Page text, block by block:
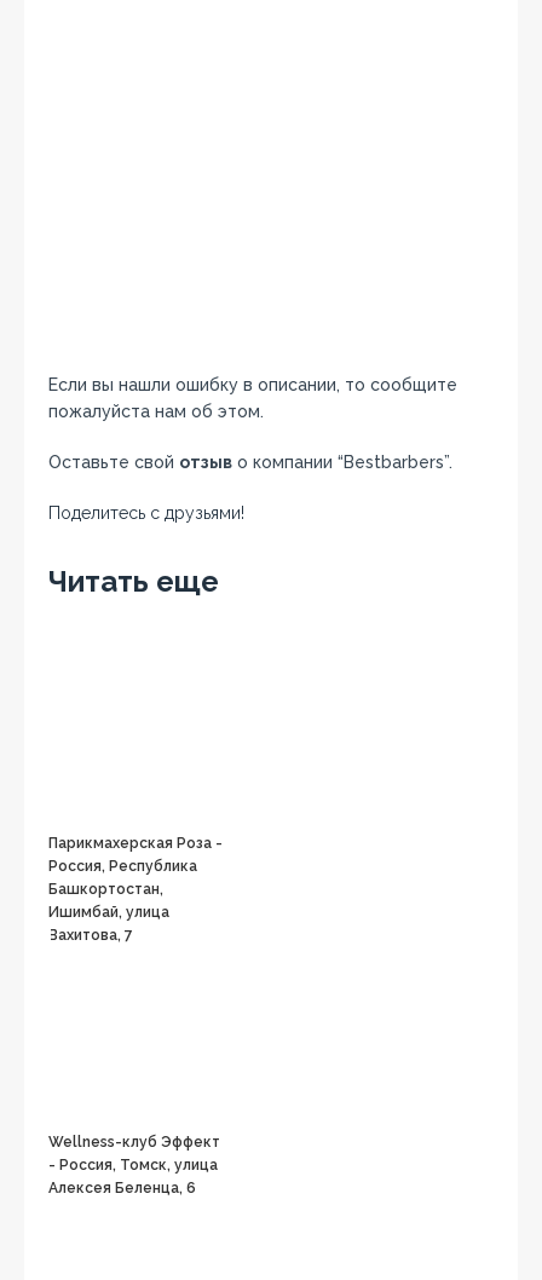
Если вы нашли ошибку в описании, то сообщите
пожалуйста нам об этом.
Оставьте свой отзыв о компании “Bestbarbers”.
Поделитесь с друзьями!
Читать еще
Парикмахерская Роза -
Россия, Республика
Башкортостан,
Ишимбай, улица
Вахитова, 7
Wellness-клуб Эффект
- Россия, Томск, улица
Алексея Беленца, 6